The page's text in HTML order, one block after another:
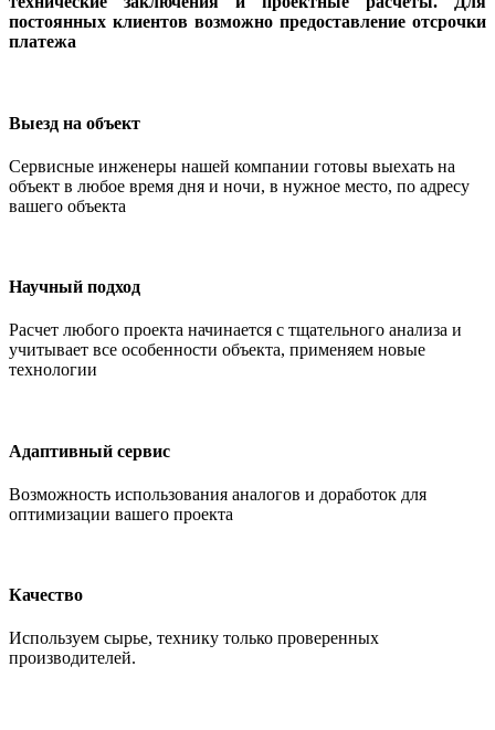
постоянных клиентов возможно предоставление отсрочки
платежа
Выезд на объект
Сервисные инженеры нашей компании готовы выехать на
объект в любое время дня и ночи, в нужное место, по адресу
вашего объекта
Научный подход
Расчет любого проекта начинается с тщательного анализа и
учитывает все особенности объекта, применяем новые
технологии
Адаптивный сервис
Возможность использования аналогов и доработок для
оптимизации вашего проекта
Качество
Используем сырье, технику только проверенных
производителей.